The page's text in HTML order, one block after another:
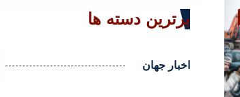
برترین دسته ها
اخبار جهان